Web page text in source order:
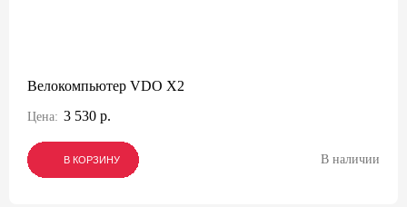
Велокомпьютер VDO X2
Цена: 3 530 р.
В КОРЗИНУ
В КОРЗИНУ
В КОРЗИНУ В наличии